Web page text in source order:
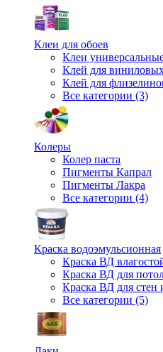
Клеи для обоев
Клеи
Клей для
Клей для
Все категории (3)
Колеры
Колер паста
Пигменты Капрал
Пигменты Лакра
Все категории (4)
Краска водоэмульсионная
Краска ВД
Краска ВД для
Краска ВД для стен
Все категории (5)